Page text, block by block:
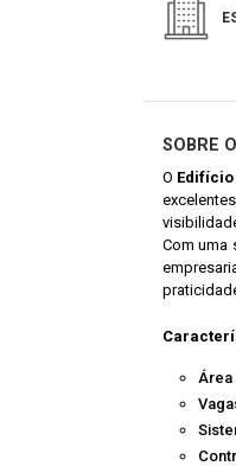
SOBRE
O Edifício
Com uma
Área